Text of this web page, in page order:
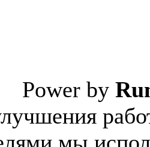
Power by